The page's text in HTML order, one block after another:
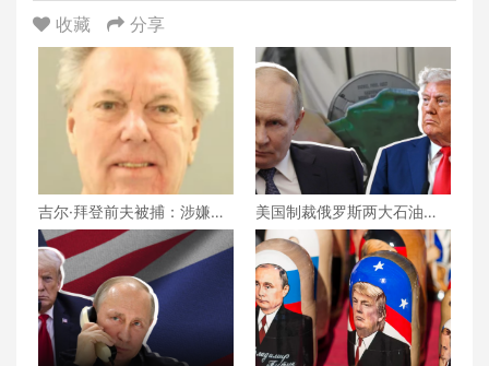
收藏 分享
吉尔·拜登前夫被捕：涉嫌杀
害现任妻子，案件细节逐步
浮出水面
美国制裁俄罗斯两大石油巨
头！普京怒斥：不友好！